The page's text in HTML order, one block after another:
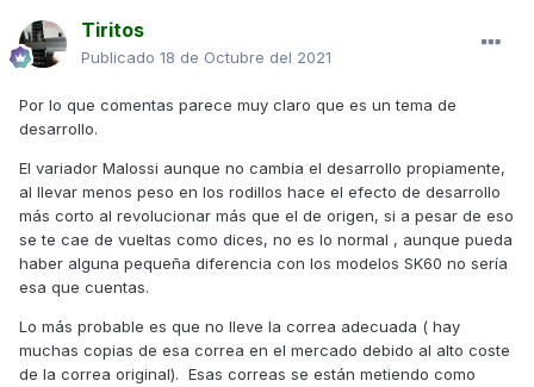
Tiritos
Publicado 18 de Octubre del 2021
Por lo que comentas parece muy claro que es un tema de
desarrollo.
El variador Malossi aunque no cambia el desarrollo propiamente,
al llevar menos peso en los rodillos hace el efecto de desarrollo
más corto al revolucionar más que el de origen, si a pesar de eso
se te cae de vueltas como dices, no es lo normal , aunque pueda
haber alguna pequeña diferencia con los modelos SK60 no sería
esa que cuentas.
Lo más probable es que no lleve la correa adecuada ( hay
muchas copias de esa correa en el mercado debido al alto coste
de la correa original). Esas correas se están metiendo como